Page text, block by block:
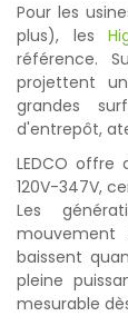
Pour les
plus), les
référence.
projettent
grandes
d'entrepôt,
LEDCO offre
120V-347V,
Les
baissent
pleine
mesurable